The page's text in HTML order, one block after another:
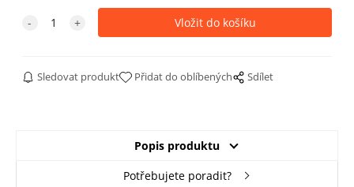
Sledovat produkt Přidat do oblíbených Sdílet
Popis produktu
Potřebujete poradit?